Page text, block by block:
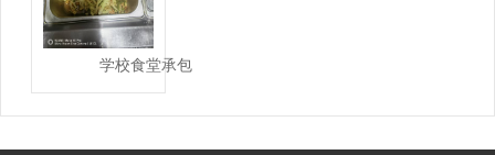
学校食堂承包